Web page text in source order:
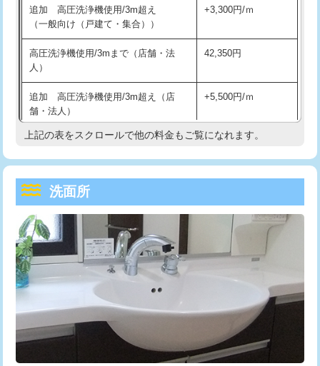
マス交換（深さ50㎝以上） 66,000円
コンクリート斫り（厚さ10㎝まで） 27,500円
コンクリート斫り（厚さ10㎝超え）
モルタル補修（厚さ10㎝まで）
モルタル補修（厚さ10㎝超え） 38,500円
洗面台設置 38,500円
追加人工
廃棄・処分 現場見積
※給水管工事は20mmまでの価格です。
持込商品取付（混合水栓） 16,500円
給水管工事※（ホール加工)
給水管工事※（バンド止め) 3,300円
給水管工事※（支持金具設置) 5,500円
給水管工事※（保温材使用（バンド止
め込み）)
5,500円
給水管工事※（土の掘削・埋め戻し作
業)
11,000円
給水管工事※（塩ビ管（VP・HI）使
用/3ｍまで)
33,000円
給水管工事※（塩ビ管（VP・HI）使
用（追加）/3ｍ超え)
給水管工事※（ライニング鋼管・銅
管・ポリ管・HT管使用/3ｍまで)
44,000円
追加 高圧洗浄機使用/3m超え
（一般向け（戸建て・集合））
+3,300円/ｍ
高圧洗浄機使用/3mまで（店舗・法
人）
42,350円
追加 高圧洗浄機使用/3m超え（店
舗・法人）
+5,500円/ｍ
高度高圧洗浄換 現地調査
トーラー機使用/3mまで
追加トーラー機使用/3m超え +3,300円
カメラ調査 33,000円
桝清掃
止水・漏水調査・防水処理・清掃・修
理・調整・分解・加工など（軽作業）
11,000円
止水・漏水調査・防水処理・清掃・修
22,000円
上記の表をスクロールで他の料金もご覧になれます。
洗面所